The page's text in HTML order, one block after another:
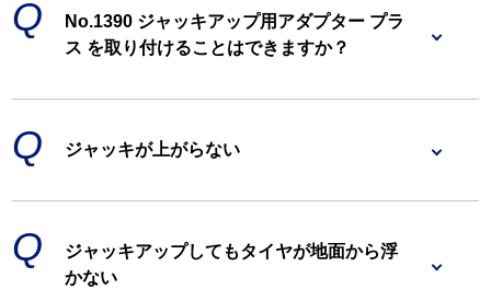
No.1390 ジャッキアップ用アダプター プラ
ス を取り付けることはできますか？
ジャッキが上がらない
ジャッキアップしてもタイヤが地面から浮
かない